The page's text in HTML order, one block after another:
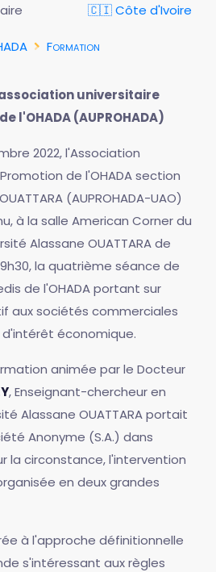
🇨🇮 Côte d'Ivoire
Formation
universitaire
l'OHADA (AUPROHADA)
2022, l'Association
de l'OHADA section
(AUPROHADA-UAO)
à la salle American Corner du
Alassane OUATTARA de
la quatrième séance de
de l'OHADA portant sur
aux sociétés commerciales
économique.
animée par le Docteur
, Enseignant-chercheur en
Alassane OUATTARA portait
Anonyme (S.A.) dans
la circonstance, l'intervention
en deux grandes
à l'approche définitionnelle
s'intéressant aux règles